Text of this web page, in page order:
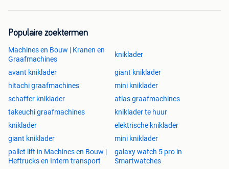
Populaire zoektermen
Machines en Bouw | Kranen en
Graafmachines
kniklader
avant kniklader
giant kniklader
hitachi graafmachines
mini kniklader
schaffer kniklader
atlas graafmachines
takeuchi graafmachines
kniklader te huur
kniklader
elektrische kniklader
giant kniklader
mini kniklader
pallet lift in Machines en Bouw |
Heftrucks en Intern transport
galaxy watch 5 pro in
Smartwatches